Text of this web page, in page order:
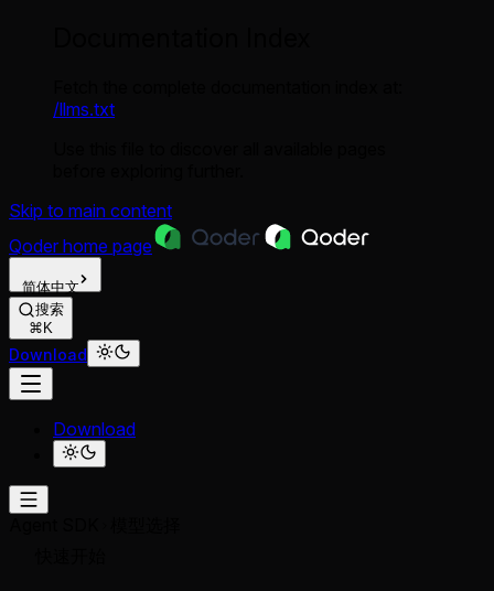
/llms.txt
Skip to main content
Qoder home page
简体中文
搜索
⌘K
Download
Download